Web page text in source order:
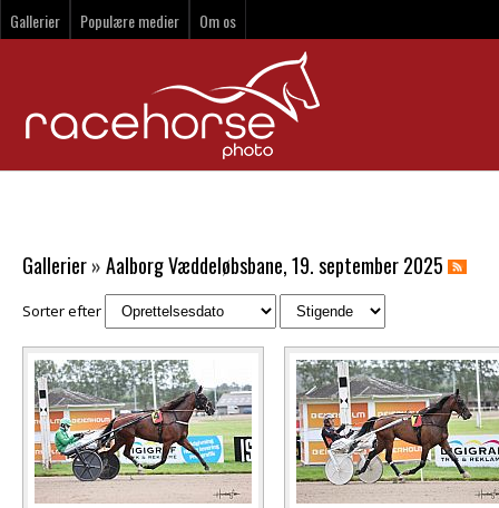
Gallerier Populære medier Om os
Gallerier»Aalborg Væddeløbsbane, 19. september 2025
Sorter efter